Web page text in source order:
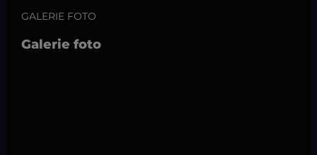
GALERIE FOTO
Galerie foto